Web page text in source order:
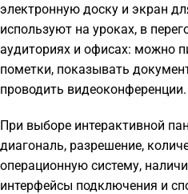
электронную доску и экран
используют на уроках, в
аудиториях и офисах: можно
пометки, показывать
проводить видеоконференции.
При выборе интерактивной
диагональ, разрешение,
операционную систему,
интерфейсы подключения и